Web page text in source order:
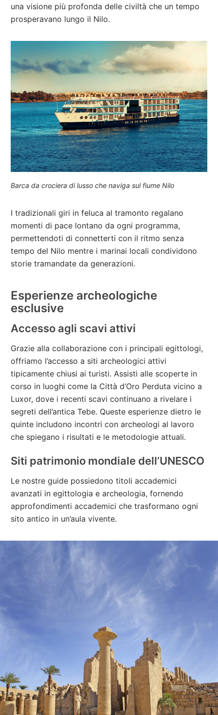
una visione più profonda delle civiltà che un tempo
prosperavano lungo il Nilo.
Barca da crociera di lusso che naviga sul fiume Nilo
I tradizionali giri in feluca al tramonto regalano
momenti di pace lontano da ogni programma,
permettendoti di connetterti con il ritmo senza
tempo del Nilo mentre i marinai locali condividono
storie tramandate da generazioni.
Esperienze archeologiche
esclusive
Accesso agli scavi attivi
Grazie alla collaborazione con i principali egittologi,
offriamo l’accesso a siti archeologici attivi
tipicamente chiusi ai turisti. Assisti alle scoperte in
corso in luoghi come la Città d’Oro Perduta vicino a
Luxor, dove i recenti scavi continuano a rivelare i
segreti dell’antica Tebe. Queste esperienze dietro le
quinte includono incontri con archeologi al lavoro
che spiegano i risultati e le metodologie attuali.
Siti patrimonio mondiale dell’UNESCO
Le nostre guide possiedono titoli accademici
avanzati in egittologia e archeologia, fornendo
approfondimenti accademici che trasformano ogni
sito antico in un’aula vivente.